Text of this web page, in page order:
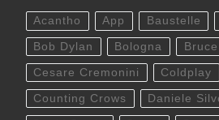
Acantho App Baustelle
Bob Dylan Bologna
Cesare Cremonini Coldplay
Counting Crows Daniele